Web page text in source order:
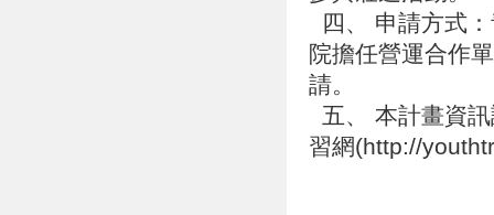
四、 申請方式
院擔任營運合作
請。
五、 本計畫資
習網(http://